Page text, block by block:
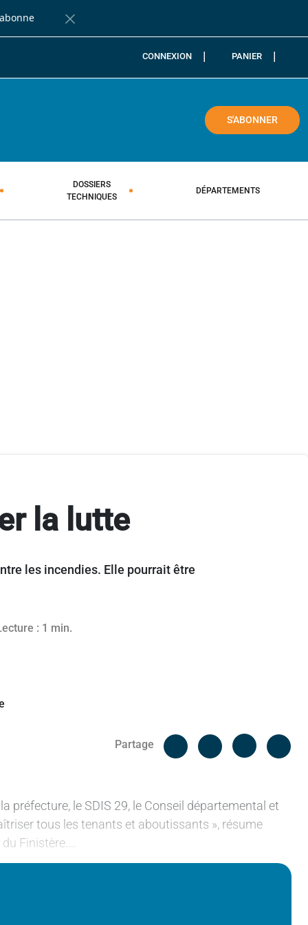
Fermer la barre de notification
CONNEXION PANIER
S'ABONNER
DOSSIERS
TECHNIQUES
DÉPARTEMENTS
la lutte
les incendies. Elle pourrait être
: 1 min.
Partage
Facebook
préfecture, le SDIS 29, le Conseil départemental et
tous les tenants et aboutissants », résume
Finistère.…